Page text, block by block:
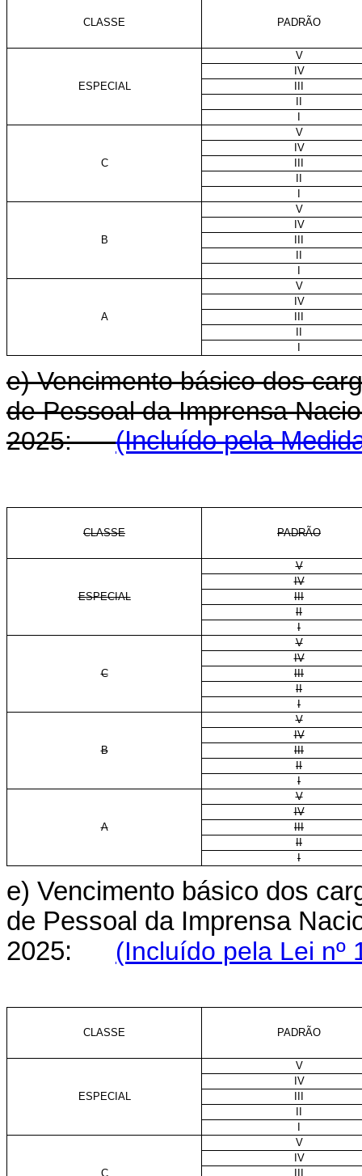
CLASSE PADRÃO
ESPECIAL
V
IV
C
V
IV
B
V
IV
A
V
IV
e) Vencimento básico dos
de Pessoal da Imprensa
2025:(Incluído pela
CLASSE PADRÃO
ESPECIAL
V
IV
III
II
I
C
V
IV
III
II
I
B
V
IV
III
II
I
A
V
IV
III
II
I
e) Vencimento básico dos
de Pessoal da Imprensa
2025: (Incluído pela Lei nº
CLASSE PADRÃO
ESPECIAL
V
IV
C
V
IV